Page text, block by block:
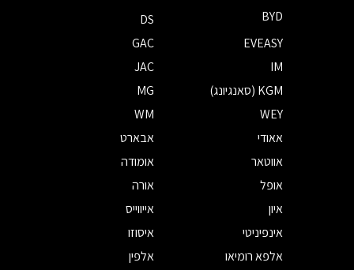
BYD
DS
EVEASY
GAC
IM
JAC
KGM (סאנגיונג)
MG
WEY
WM
אאודי
אבארט
אווטאר
אומודה
אופל
אורה
איון
אייווייס
אינפיניטי
איסוזו
אלפא רומיאו
אלפין